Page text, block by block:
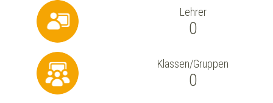
Lehrer
0
Klassen/Gruppen
0